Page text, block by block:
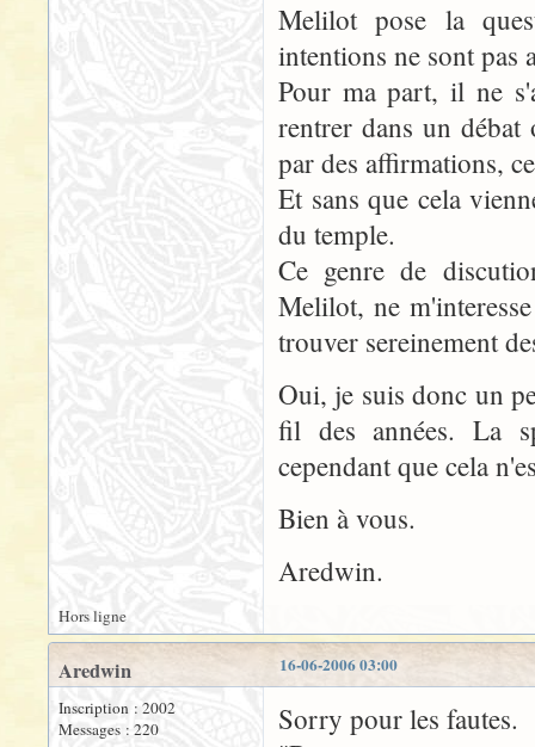
Melilot pose la
intentions ne sont pas
Pour ma part, il ne
rentrer dans un débat
par des affirmations,
Et sans que cela
du temple.
Ce genre de
Melilot, ne
trouver sereinement
Oui, je suis donc un
fil des années. La
cependant que cela
Bien à vous.
Aredwin.
Hors ligne
16-06-2006 03:00
Aredwin
Inscription : 2002
Messages : 220
Sorry pour les fautes.